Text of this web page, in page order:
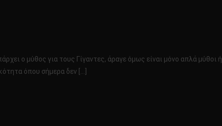
ο μύθος για τους Γίγαντες, άραγε όμως είναι μόνο απλά μύθοι ή
όπου σήμερα δεν […]